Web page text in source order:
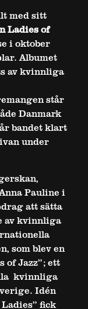
med sitt
Ladies of
i oktober
Albumet
av kvinnliga
står
Danmark
bandet klart
under
Pauline i
att sätta
av kvinnliga
som blev en
of Jazz”; ett
kvinnliga
Idén
fick